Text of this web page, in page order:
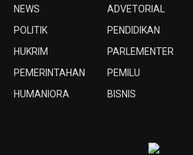
NEWS
POLITIK
HUKRIM
PEMERINTAHAN
HUMANIORA
ADVETORIAL
PENDIDIKAN
PARLEMENTER
PEMILU
BISNIS